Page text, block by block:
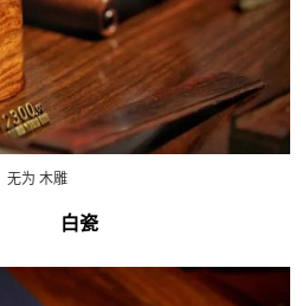
无为 木雕
白瓷